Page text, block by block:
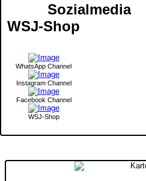
Sozialmedia
WSJ-Shop
WhatsApp Channel
Instagram Channel
Facebook Channel
WSJ-Shop